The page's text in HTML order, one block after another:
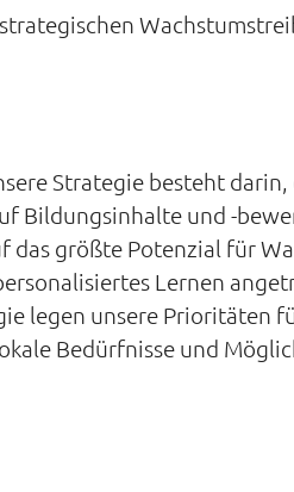
Strategie besteht
Bildungsinhalte und -
das größte Potenzial für
Lernen
legen unsere Prioritäten
Bedürfnisse und